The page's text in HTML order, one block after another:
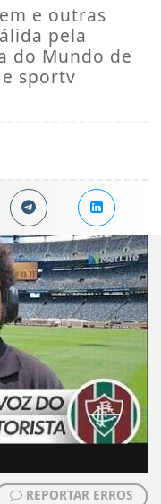
e outras
pela
do Mundo de
sportv
REPORTAR ERROS